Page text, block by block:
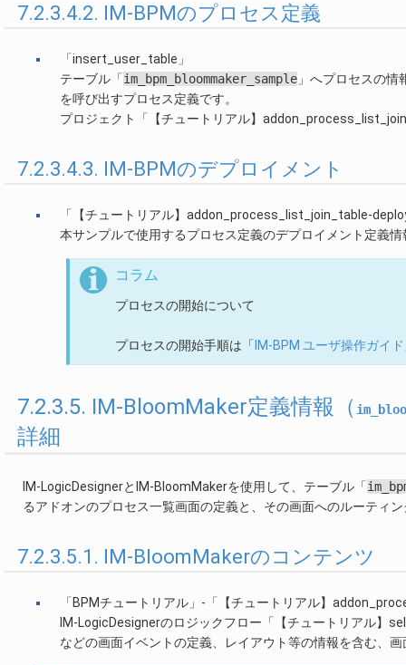
7.2.3.4.2. IM-BPMのプロセス定義
「insert_user_table」
テーブル「im_bpm_bloommaker_sample」へプロセスの情
を呼び出すプロセス定義です。
プロジェクト「【チュートリアル】
7.2.3.4.3. IM-BPMのデプロイメント
「【チュートリアル】addon_process_list_join_table-
本サンプルで使用するプロセス定義のデプロイメント定義情
コラム
プロセスの開始について
プロセスの開始手順は「 IM-BPM ユーザ操作ガイド
7.2.3.5. IM-BloomMaker定義情報（
詳細
IM-LogicDesignerとIM-BloomMakerを使用して、テーブル「
るアドオンのプロセス一覧画面の定義と、その画面へのルーティ
7.2.3.5.1. IM-BloomMakerのコンテンツ
「BPMチュートリアル」-「【チュートリアル】
IM-LogicDesignerのロジックフロー「【チュートリアル
などの画面イベントの定義、レイアウト等の情報を含む、